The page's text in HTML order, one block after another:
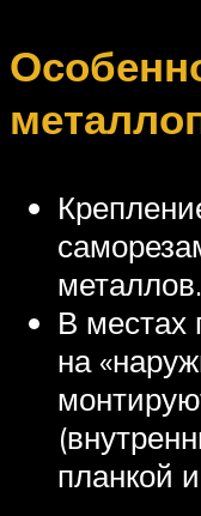
металлов.
В местах
на
планкой